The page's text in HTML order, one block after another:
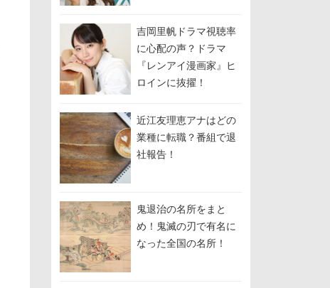
索？
吉岡里帆ドラマ視聴率
に心配の声？ドラマ
『レンアイ漫画家』ヒ
ロインに抜擢！
近江友理恵アナはどの
業種に転職？番組で退
社報告！
鬼退治の名所をまと
め！鬼滅の刃で有名に
なった全国の名所！